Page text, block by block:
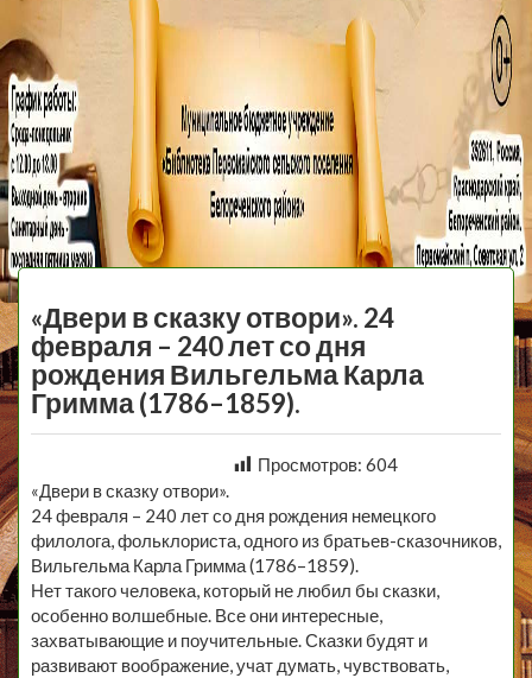
МБУ Библиотека
Первомайского
Сельского
Поселения
«Двери в сказку отвори». 24
февраля – 240 лет со дня
рождения Вильгельма Карла
Гримма (1786–1859).
Просмотров: 604
«Двери в сказку отвори».
24 февраля – 240 лет со дня рождения немецкого
филолога, фольклориста, одного из братьев-сказочников,
Вильгельма Карла Гримма (1786–1859).
Нет такого человека, который не любил бы сказки,
особенно волшебные. Все они интересные,
захватывающие и поучительные. Сказки будят и
развивают воображение, учат думать, чувствовать,